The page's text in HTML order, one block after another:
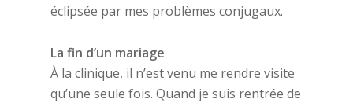
éclipsée par mes problèmes conjugaux.
La fin d’un mariage
À la clinique, il n’est venu me rendre visite
qu’une seule fois. Quand je suis rentrée de